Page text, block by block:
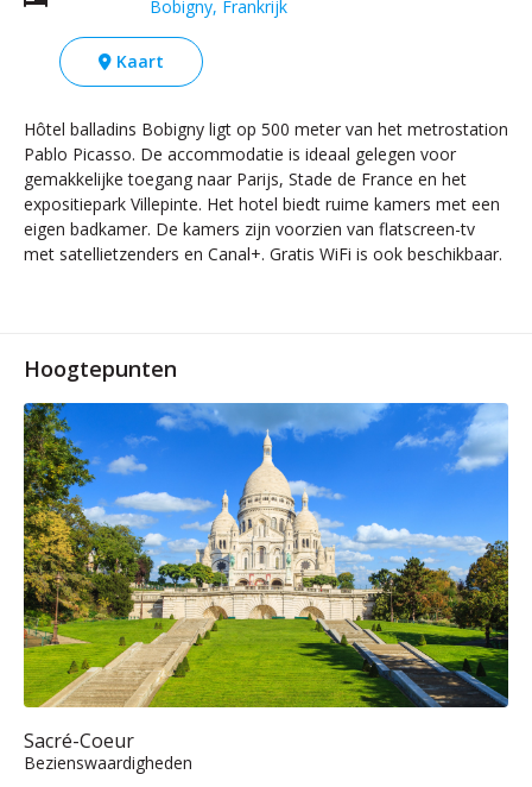
Bobigny, Frankrijk
Kaart
Hôtel balladins Bobigny ligt op 500 meter van het metrostation
Pablo Picasso. De accommodatie is ideaal gelegen voor
gemakkelijke toegang naar Parijs, Stade de France en het
expositiepark Villepinte. Het hotel biedt ruime kamers met een
eigen badkamer. De kamers zijn voorzien van flatscreen-tv
met satellietzenders en Canal+. Gratis WiFi is ook beschikbaar.
Hoogtepunten
Sacré-Coeur
Bezienswaardigheden